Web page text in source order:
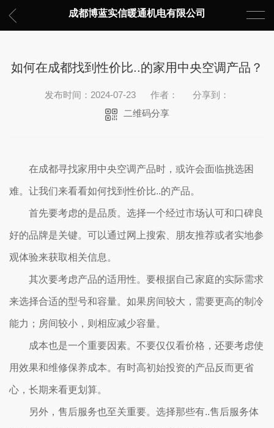
成都博蓝实信暖通机电有限公司
如何在成都找到性价比..的家用中央空调产品？
发布时间：2024-07-23 作者：
分享到：
二维码分享
在成都寻找家用中央空调产品时，或许会面临挑选困
难。让我们来看看如何找到性价比..的产品。
首先要考虑的是品质。选择一个经过市场认可和口碑良
好的品牌是关键。可以通过网上搜索、朋友推荐或者实地参
观体验来获取相关信息。
其次要考虑产品的适用性。要根据自己家庭的实际需求
来选择合适的型号和容量。如果房间较大，需要更高的制冷
能力；房间较小，则相应减少容量。
成本也是一个重要因素。不要仅仅看价格，还要考虑使
用效果和维修保养成本。有时高初始投资的产品反而更省
心，长期来看更划算。
另外，售后服务也至关重要。选择那些有..售后服务体